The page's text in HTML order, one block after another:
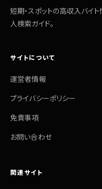
短期・スポットの高収入バイ
人検索ガイド。
サイトについて
運営者情報
プライバシーポリシー
免責事項
お問い合わせ
関連サイト